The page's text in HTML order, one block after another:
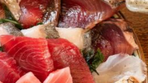
Bar Nyonnyogo）』에서는 츠가루시와
제공하고 있습니다. 『닌니쿠(마늘)고로
비) 카이(조개)미소야끼(된장구이)
Miso）』 ９６８엔（세금 포함） 『카이
이)（kai miso-yaki）』는 츠가루시에 전해
가리비의 조개껍질을 냄비처럼 사용하여
나 계란 등의 재료를 넣고 끓입니다. 그런
된장구이)（kai miso-yaki）』에 마늘을 호